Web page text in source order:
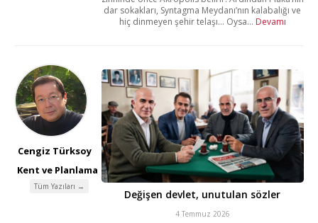
dar sokakları, Syntagma Meydanı’nın kalabalığı ve
hiç dinmeyen şehir telaşı… Oysa... Devamı
Cengiz Türksoy
Kent ve Planlama
Tüm Yazıları →
Değişen devlet, unutulan sözler
4 Temmuz 2026